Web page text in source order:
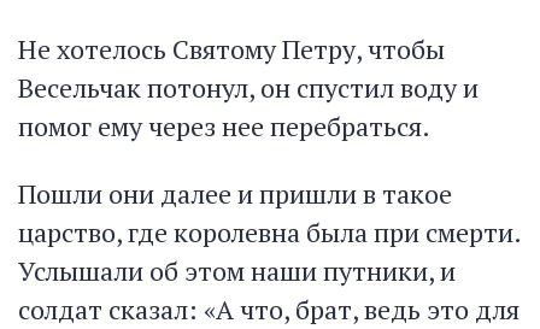
Не хотелось Святому Петру, чтобы
Весельчак потонул, он спустил воду и
помог ему через нее перебраться.
Пошли они далее и пришли в такое
царство, где королевна была при смерти.
Услышали об этом наши путники, и
солдат сказал: «А что, брат, ведь это для